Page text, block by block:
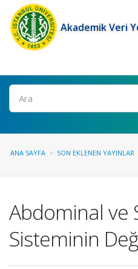
Akademik Veri
Ara
ANA SAYFA SON EKLENEN YAYINLAR
Abdominal ve
Sisteminin